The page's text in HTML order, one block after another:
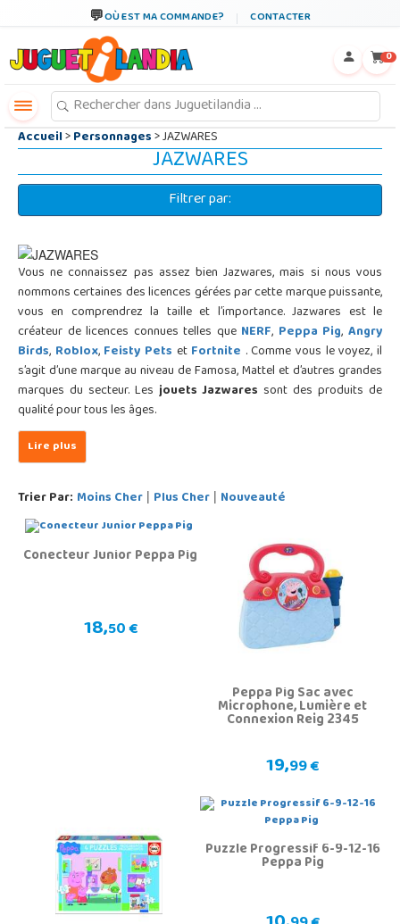
OÙ EST MA COMMANDE? CONTACTER
0
Accueil>Personnages> JAZWARES
JAZWARES
Filtrer par:
Vous ne connaissez pas assez bien Jazwares, mais si nous vous
nommons certaines des licences gérées par cette marque puissante,
vous en comprendrez la taille et l’importance. Jazwares est le
créateur de licences connues telles que NERF, Peppa Pig,Angry
Birds, Roblox,Feisty Pets etFortnite . Comme vous le voyez, il
s’agit d’une marque au niveau de Famosa, Mattel et d’autres grandes
marques du secteur. Les jouets Jazwares sont des produits de
qualité pour tous les âges.
Trier Par: Moins Cher | Plus Cher | Nouveauté
Conecteur Junior Peppa Pig
18,50 €
Peppa Pig Sac avec
Microphone, Lumière et
Connexion Reig 2345
19,99 €
Puzzle Progressif 6-9-12-16
Peppa Pig